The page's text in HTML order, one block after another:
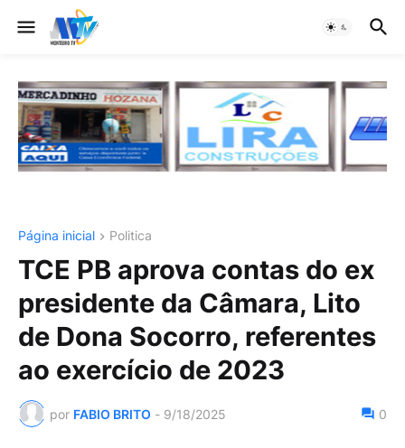
Página inicial Politica
TCE PB aprova contas do ex
presidente da Câmara, Lito
de Dona Socorro, referentes
ao exercício de 2023
por FABIO BRITO - 9/18/2025 0